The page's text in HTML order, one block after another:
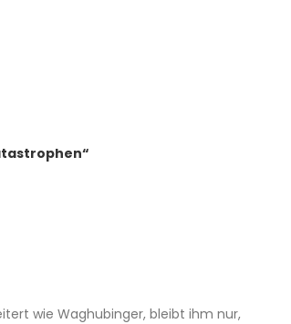
wie Waghubinger, bleibt ihm nur,